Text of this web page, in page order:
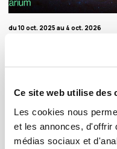
Ce site web utilise des
Les cookies nous
et les annonces, d'offrir
médias sociaux et
du 10 oct. 2025 au 4 oct. 2026
Spectacle - Un voyage qui nous
Exposition temporaire